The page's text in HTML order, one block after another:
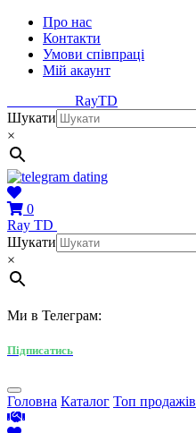
Про нас
Контакти
Умови співпраці
Мій акаунт
RayTD
Шукати
×
0
Ray TD
Шукати
×
Ми в Телеграм:
Підписатись
Головна Каталог Топ продажів